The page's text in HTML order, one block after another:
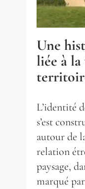
Une
liée à
L’identité
s’est
autour de
relation
paysage,
marqué